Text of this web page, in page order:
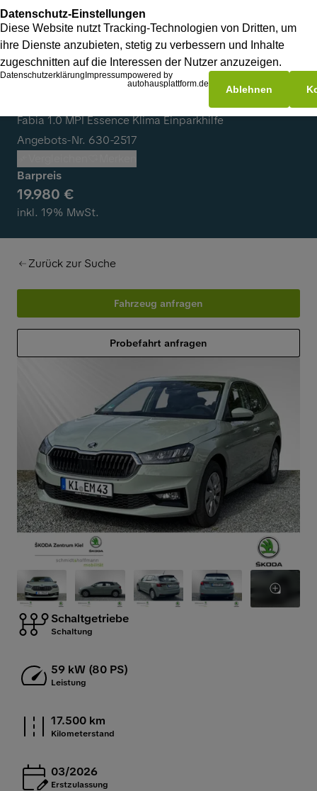
Fabia 1.0 MPI Essence Klima Einparkhilfe
Angebots-Nr. 630-2517
Barpreis
19.980 €
inkl. 19% MwSt.
Zurück zur Suche
Fahrzeug anfragen
Probefahrt anfragen
Schaltgetriebe
Schaltung
59 kW (80 PS)
Leistung
17.500 km
Kilometerstand
03/2026
Erstzulassung